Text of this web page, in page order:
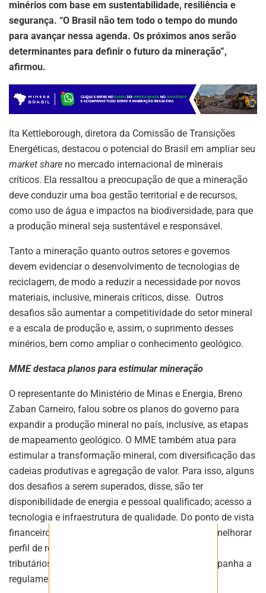
minérios com base em sustentabilidade, resiliência e
segurança. “O Brasil não tem todo o tempo do mundo
para avançar nessa agenda. Os próximos anos serão
determinantes para definir o futuro da mineração”,
afirmou.
Ita Kettleborough, diretora da Comissão de Transições
Energéticas, destacou o potencial do Brasil em ampliar seu
market share no mercado internacional de minerais
críticos. Ela ressaltou a preocupação de que a mineração
deve conduzir uma boa gestão territorial e de recursos,
como uso de água e impactos na biodiversidade, para que
a produção mineral seja sustentável e responsável.
Tanto a mineração quanto outros setores e governos
devem evidenciar o desenvolvimento de tecnologias de
reciclagem, de modo a reduzir a necessidade por novos
materiais, inclusive, minerais críticos, disse. Outros
desafios são aumentar a competitividade do setor mineral
e a escala de produção e, assim, o suprimento desses
minérios, bem como ampliar o conhecimento geológico.
MME destaca planos para estimular mineração
O representante do Ministério de Minas e Energia, Breno
Zaban Carneiro, falou sobre os planos do governo para
expandir a produção mineral no país, inclusive, as etapas
de mapeamento geológico. O MME também atua para
estimular a transformação mineral, com diversificação das
cadeias produtivas e agregação de valor. Para isso, alguns
dos desafios a serem superados, disse, são ter
disponibilidade de energia e pessoal qualificado; acesso a
tecnologia e infraestrutura de qualidade. Do ponto de vista
financeiro, ele disse que o governo analisa como melhorar
perfil de retorno da indústria mineral. Os regimes
tributários, disse, são ponto crítico e o MME acompanha a
regulamentação da reforma tributária.
NEWSLETTER
Fique atualizado com as últimas
notíciase inovações do setor mineral
ASSINAR